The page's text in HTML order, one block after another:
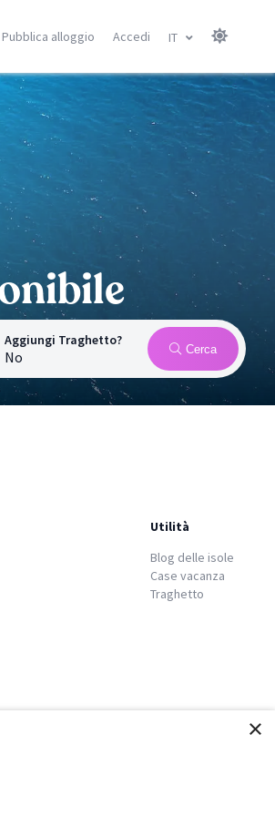
Isole Baleari
Minorca
Maiorca
Ibiza
Ricerca località
Pubblica alloggio Accedi IT
Aggiungi Traghetto?
No Cerca
Utilità
Blog delle isole
Case vacanza
Traghetto
×